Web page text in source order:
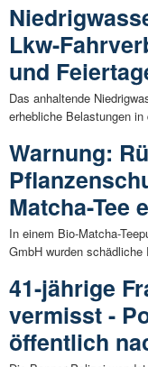
Lkw-
und
Das anhaltende
erhebliche Belastungen
Warnung:
Matcha-Tee
In einem Bio-Matcha-
GmbH wurden
41-jährige
vermisst -
öffentlich